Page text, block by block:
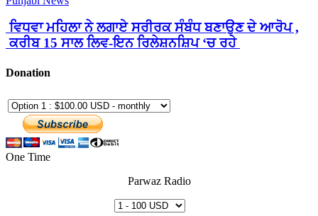
ਵਿਧਵਾ ਮਹਿਲਾ ਨੇ ਲਗਾਏ ਸਰੀਰਕ ਸੰਬੰਧ ਬਣਾਉਣ ਦੇ ਆਰੋਪ ,
ਕਰੀਬ 15 ਸਾਲ ਲਿਵ-ਇਨ ਰਿਲੇਸ਼ਨਸ਼ਿਪ ‘ਚ ਰਹੇ
Donation
One Time
Parwaz Radio